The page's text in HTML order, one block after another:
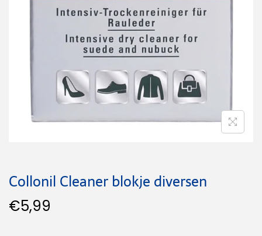
Collonil Cleaner blokje diversen
€5,99